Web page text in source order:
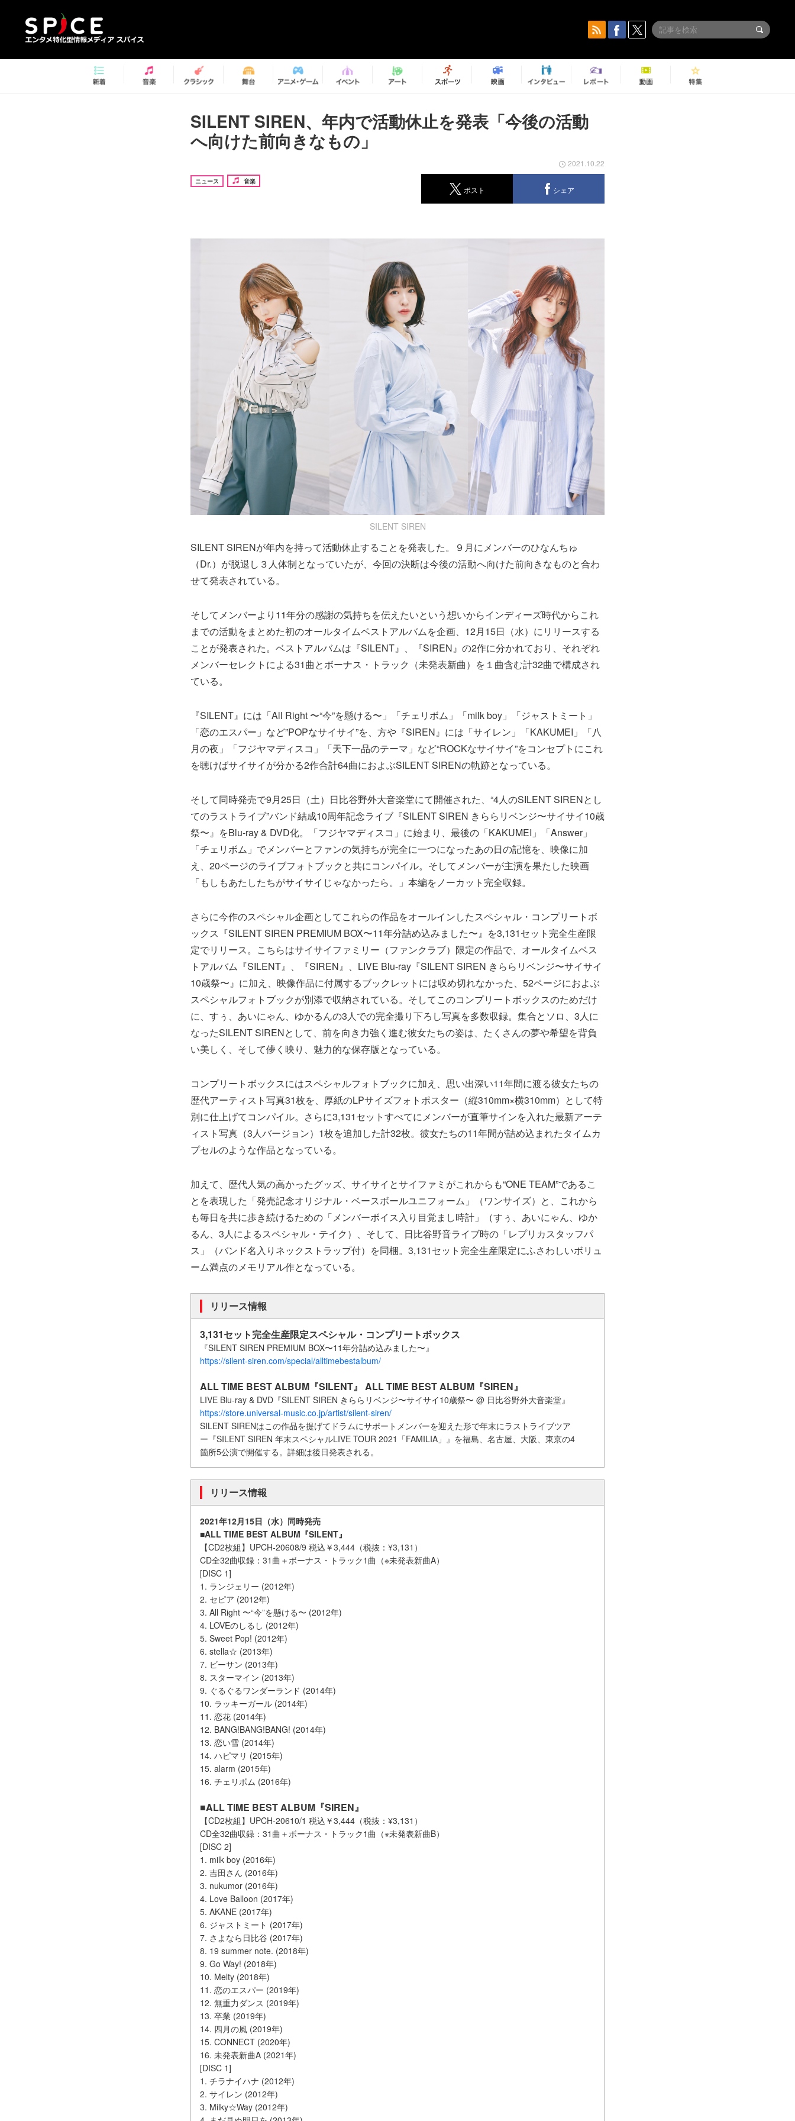
SILENT SIREN、年内で活動休止を発表「今後の活動
へ向けた前向きなもの」
ニュース 音楽
2021.10.22
ポスト シェア
SILENT SIREN
SILENT SIRENが年内を持って活動休止することを発表した。９月にメンバーのひなんちゅ
（Dr.）が脱退し３人体制となっていたが、今回の決断は今後の活動へ向けた前向きなものと合わ
せて発表されている。
そしてメンバーより11年分の感謝の気持ちを伝えたいという想いからインディーズ時代からこれ
までの活動をまとめた初のオールタイムベストアルバムを企画、12月15日（水）にリリースする
ことが発表された。ベストアルバムは『SILENT』、『SIREN』の2作に分かれており、それぞれ
メンバーセレクトによる31曲とボーナス・トラック（未発表新曲）を１曲含む計32曲で構成され
ている。
『SILENT』には「All Right 〜“今”を懸ける〜」「チェリボム」「milk boy」「ジャストミート」
「恋のエスパー」など”POPなサイサイ”を、方や『SIREN』には「サイレン」「KAKUMEI」「八
月の夜」「フジヤマディスコ」「天下一品のテーマ」など“ROCKなサイサイ”をコンセプトにこれ
を聴けばサイサイが分かる2作合計64曲におよぶSILENT SIRENの軌跡となっている。
そして同時発売で9月25日（土）日比谷野外大音楽堂にて開催された、“4人のSILENT SIRENとし
てのラストライブ”バンド結成10周年記念ライブ『SILENT SIREN きららリベンジ〜サイサイ10歳
祭〜』をBlu-ray & DVD化。「フジヤマディスコ」に始まり、最後の「KAKUMEI」「Answer」
「チェリボム」でメンバーとファンの気持ちが完全に一つになったあの日の記憶を、映像に加
え、20ページのライブフォトブックと共にコンパイル。そしてメンバーが主演を果たした映画
「もしもあたしたちがサイサイじゃなかったら。」本編をノーカット完全収録。
さらに今作のスペシャル企画としてこれらの作品をオールインしたスペシャル・コンプリートボ
ックス『SILENT SIREN PREMIUM BOX〜11年分詰め込みました〜』を3,131セット完全生産限
定でリリース。こちらはサイサイファミリー（ファンクラブ）限定の作品で、オールタイムベス
トアルバム『SILENT』、『SIREN』、LIVE Blu-ray『SILENT SIREN きららリベンジ〜サイサイ
10歳祭〜』に加え、映像作品に付属するブックレットには収め切れなかった、52ページにおよぶ
スペシャルフォトブックが別添で収納されている。そしてこのコンプリートボックスのためだけ
に、すぅ、あいにゃん、ゆかるんの3人での完全撮り下ろし写真を多数収録。集合とソロ、3人に
なったSILENT SIRENとして、前を向き力強く進む彼女たちの姿は、たくさんの夢や希望を背負
い美しく、そして儚く映り、魅力的な保存版となっている。
コンプリートボックスにはスペシャルフォトブックに加え、思い出深い11年間に渡る彼女たちの
歴代アーティスト写真31枚を、厚紙のLPサイズフォトポスター（縦310mm×横310mm）として特
別に仕上げてコンパイル。さらに3,131セットすべてにメンバーが直筆サインを入れた最新アーテ
ィスト写真（3人バージョン）1枚を追加した計32枚。彼女たちの11年間が詰め込まれたタイムカ
プセルのような作品となっている。
加えて、歴代人気の高かったグッズ、サイサイとサイファミがこれからも“ONE TEAM”であるこ
とを表現した「発売記念オリジナル・ベースボールユニフォーム」（ワンサイズ）と、これから
も毎日を共に歩き続けるための「メンバーボイス入り目覚まし時計」（すぅ、あいにゃん、ゆか
るん、3人によるスペシャル・テイク）、そして、日比谷野音ライブ時の「レプリカスタッフパ
ス」（バンド名入りネックストラップ付）を同梱。3,131セット完全生産限定にふさわしいボリュ
ーム満点のメモリアル作となっている。
リリース情報
3,131セット完全生産限定スペシャル・コンプリートボックス
『SILENT SIREN PREMIUM BOX〜11年分詰め込みました〜』
https://silent-siren.com/special/alltimebestalbum/
ALL TIME BEST ALBUM『SILENT』 ALL TIME BEST ALBUM『SIREN』
LIVE Blu-ray & DVD『SILENT SIREN きららリベンジ〜サイサイ10歳祭〜 @ 日比谷野外大音楽堂』
https://store.universal-music.co.jp/artist/silent-siren/
SILENT SIRENはこの作品を提げてドラムにサポートメンバーを迎えた形で年末にラストライブツア
ー『SILENT SIREN 年末スペシャルLIVE TOUR 2021「FAMILIA」』を福島、名古屋、大阪、東京の4
箇所5公演で開催する。詳細は後日発表される。
リリース情報
2021年12月15日（水）同時発売
■ALL TIME BEST ALBUM『SILENT』
【CD2枚組】UPCH-20608/9 税込￥3,444（税抜：¥3,131）
CD全32曲収録：31曲＋ボーナス・トラック1曲（※未発表新曲A）
[DISC 1]
1. ランジェリー (2012年)
2. セピア (2012年)
3. All Right 〜“今”を懸ける〜 (2012年)
4. LOVEのしるし (2012年)
5. Sweet Pop! (2012年)
6. stella☆ (2013年)
7. ビーサン (2013年)
8. スターマイン (2013年)
9. ぐるぐるワンダーランド (2014年)
10. ラッキーガール (2014年)
11. 恋花 (2014年)
12. BANG!BANG!BANG! (2014年)
13. 恋い雪 (2014年)
14. ハピマリ (2015年)
15. alarm (2015年)
16. チェリボム (2016年)
■ALL TIME BEST ALBUM『SIREN』
【CD2枚組】UPCH-20610/1 税込￥3,444（税抜：¥3,131）
CD全32曲収録：31曲＋ボーナス・トラック1曲（※未発表新曲B）
[DISC 2]
1. milk boy (2016年)
2. 吉田さん (2016年)
3. nukumor (2016年)
4. Love Balloon (2017年)
5. AKANE (2017年)
6. ジャストミート (2017年)
7. さよなら日比谷 (2017年)
8. 19 summer note. (2018年)
9. Go Way! (2018年)
10. Melty (2018年)
11. 恋のエスパー (2019年)
12. 無重力ダンス (2019年)
13. 卒業 (2019年)
14. 四月の風 (2019年)
15. CONNECT (2020年)
16. 未発表新曲A (2021年)
[DISC 1]
1. チラナイハナ (2012年)
2. サイレン (2012年)
3. Milky☆Way (2012年)